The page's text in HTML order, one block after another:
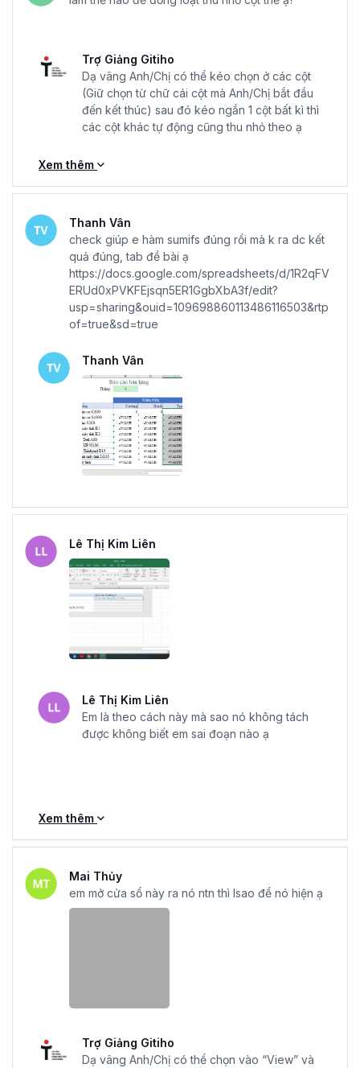
lĩnh vực hành chính nhân sự.
Còn chần chờ gì nữa mà không đăng ký và sở hữu khóa
học hành chính nhân sựHCNSG02- Kỹ năng công việc
Hành chính Nhân sự tổng hợp A-Zngay hôm nay để
nâng trình Hành chính - Nhân sự của bạn lên nhé.
Trợ Giảng Gitiho
Dạ vâng Anh/Chị có thể kéo chọn ở các cột
(Giữ chọn từ chữ cái cột mà Anh/Chị bắt đầu
đến kết thúc) sau đó kéo ngắn 1 cột bất kì thì
các cột khác tự động cũng thu nhỏ theo ạ
Xem thêm
Thanh Vân
check giúp e hàm sumifs đúng rồi mà k ra dc kết
quả đúng, tab đề bài ạ
https://docs.google.com/spreadsheets/d/1R2qFV
ERUd0xPVKFEjsqn5ER1GgbXbA3f/edit?
usp=sharing&ouid=109698860113486116503&rtp
of=true&sd=true
Thanh Vân
Lê Thị Kim Liên
Lê Thị Kim Liên
Em là theo cách này mà sao nó không tách
được không biết em sai đoạn nào ạ
Xem thêm
Mai Thủy
em mở cửa sổ này ra nó ntn thì lsao để nó hiện ạ
Trợ Giảng Gitiho
Dạ vâng Anh/Chị có thể chọn vào “View” và